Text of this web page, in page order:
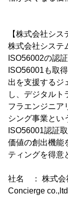
【株式会社シス
株式会社システ
ISO56002の認
ISO56001も取
出を支援するジ
し、デジタルト
フラエンジニア
シング事業とい
ISO56001認証
価値の創出機能
ティングを得意
社名 ： 株式会
Concierge co.,ltd